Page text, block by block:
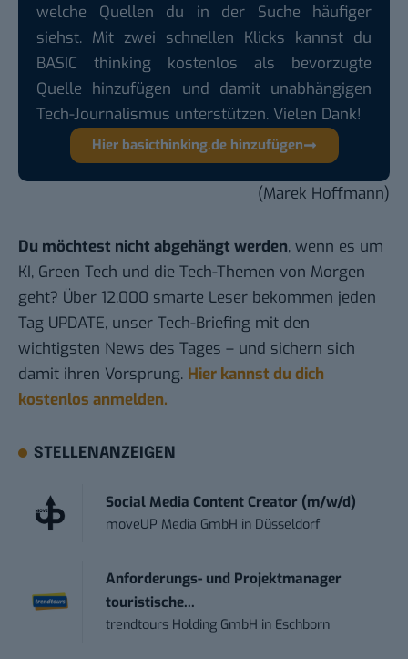
welche Quellen du in der Suche häufiger
siehst. Mit zwei schnellen Klicks kannst du
BASIC thinking kostenlos als bevorzugte
Quelle hinzufügen und damit unabhängigen
Tech-Journalismus unterstützen. Vielen Dank!
Hier basicthinking.de hinzufügen
(Marek Hoffmann)
Du möchtest nicht abgehängt werden, wenn es um
KI, Green Tech und die Tech-Themen von Morgen
geht? Über 12.000 smarte Leser bekommen jeden
Tag UPDATE, unser Tech-Briefing mit den
wichtigsten News des Tages – und sichern sich
damit ihren Vorsprung. Hier kannst du dich
kostenlos anmelden.
STELLENANZEIGEN
Social Media Content Creator (m/w/d)
moveUP Media GmbH in Düsseldorf
Anforderungs- und Projektmanager
touristische...
trendtours Holding GmbH in Eschborn